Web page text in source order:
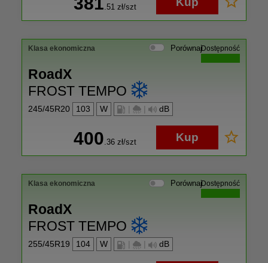
.51 zł/szt
Klasa ekonomiczna PorównajDostępność
RoadX
FROST TEMPO
245/45R20 103 W | | dB
400.36zł/szt Kup
Klasa ekonomiczna PorównajDostępność
RoadX
FROST TEMPO
255/45R19 104 W | | dB